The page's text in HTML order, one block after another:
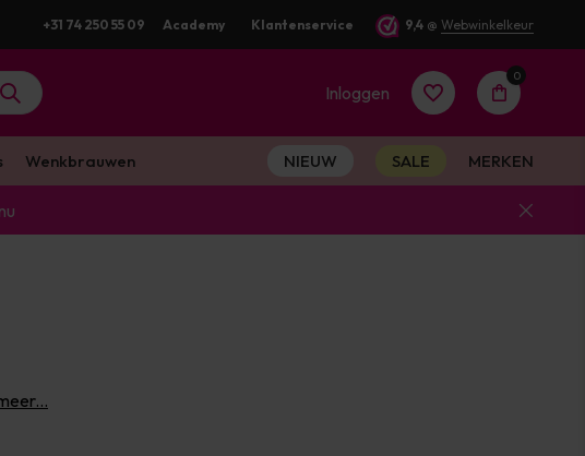
verstuurd
+31 74 250 55 09 Academy Klantenservice 9,4 @ Webwinkelkeur
Inloggen
0
Wenkbrauwen NIEUW SALE MERKEN